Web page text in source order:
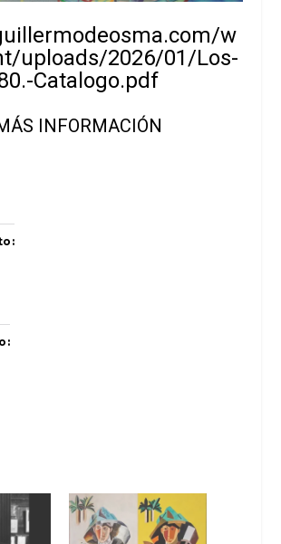
w
uploads/2026/01/Los-
Catalogo.pdf
INFORMACIÓN